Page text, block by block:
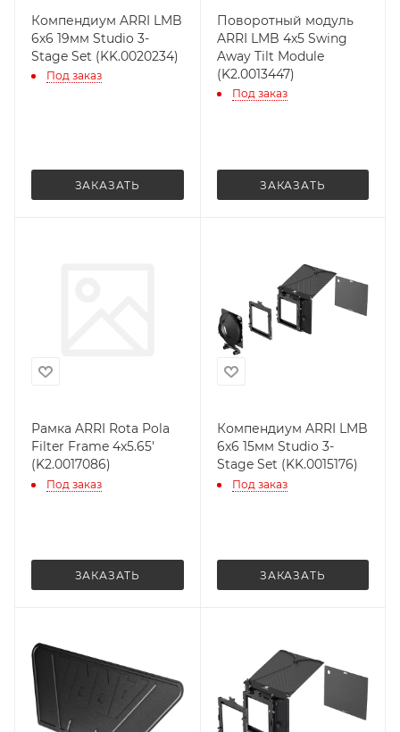
Компендиум ARRI LMB
6x6 19мм Studio 3-
Stage Set (KK.0020234)
Под заказ
ЗАКАЗАТЬ
Поворотный модуль
ARRI LMB 4x5 Swing
Away Tilt Module
(K2.0013447)
Под заказ
ЗАКАЗАТЬ
Рамка ARRI Rota Pola
Filter Frame 4x5.65'
(K2.0017086)
Под заказ
ЗАКАЗАТЬ
Компендиум ARRI LMB
6x6 15мм Studio 3-
Stage Set (KK.0015176)
Под заказ
ЗАКАЗАТЬ